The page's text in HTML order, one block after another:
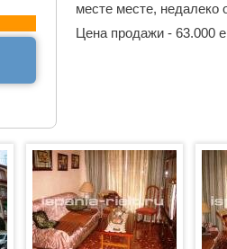
месте месте, недалеко
Цена продажи - 63.000